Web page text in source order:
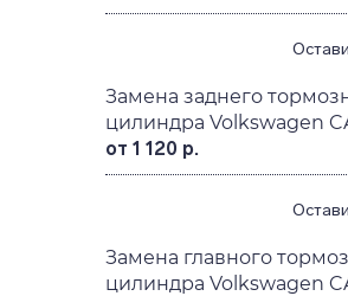
Замена заднего
цилиндра Volkswagen
от 1 120 р.
Замена главного
цилиндра Volkswagen